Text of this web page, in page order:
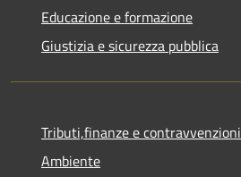
Educazione e formazione
Giustizia e sicurezza pubblica
Tributi,finanze e contravvenzioni
Ambiente